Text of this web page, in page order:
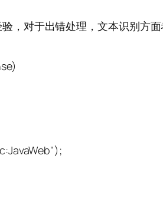
，对于出错处理，文本识别方